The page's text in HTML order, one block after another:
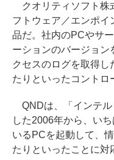
クオリティソフト株
フトウェア／エンポイ
品だ。社内のPCやサ
ーションのバージョン
クセスのログを取得し
たりといったコントロ
QNDは、「インテル
した2006年から、い
いるPCを起動して、
たりといったことに対